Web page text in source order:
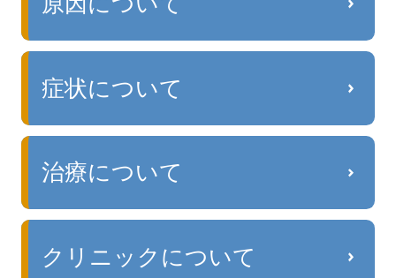
症状について
治療について
クリニックについて